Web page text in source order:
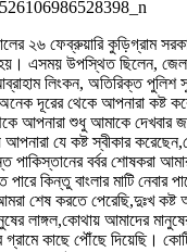
২৬ ফেব্রুয়ারি কুড়িগ্রাম
এসময় উপস্থিত ছিলেন,
লিংকন, অতিরিক্ত
অনেক দূরের থেকে আপনারা
আপনারা শুধু আমাকে দেখবার
যে কষ্ট স্বীকার
পাকিস্তানের বর্বর
কিন্তু বাংলার মাটি
শেষ করতে পেরেছি,দুঃখ
লাঙ্গল,কোথায় আমাদের
কাছে পৌঁছে দিয়েছি।